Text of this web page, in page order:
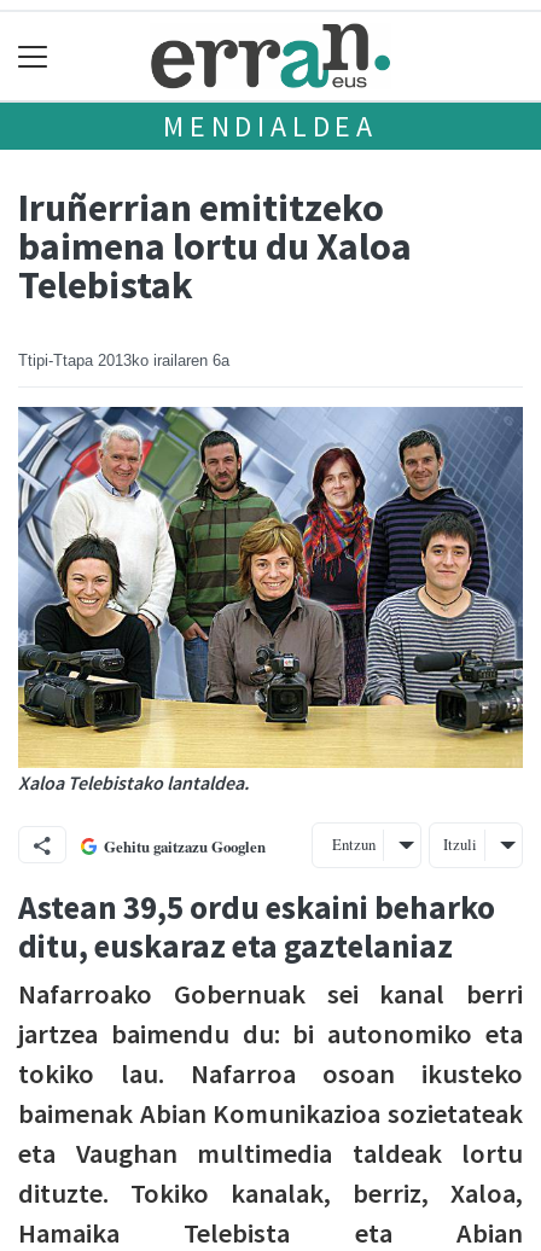
MENDIALDEA
Iruñerrian emititzeko
baimena lortu du Xaloa
Telebistak
Ttipi-Ttapa 2013ko irailaren 6a
Xaloa Telebistako lantaldea.
Gehitu gaitzazu Googlen Entzun Itzuli
Astean 39,5 ordu eskaini beharko
ditu, euskaraz eta gaztelaniaz
Nafarroako Gobernuak sei kanal berri
jartzea baimendu du: bi autonomiko eta
tokiko lau. Nafarroa osoan ikusteko
baimenak Abian Komunikazioa sozietateak
eta Vaughan multimedia taldeak lortu
dituzte. Tokiko kanalak, berriz, Xaloa,
Hamaika Telebista eta Abian